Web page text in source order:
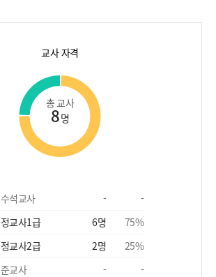
교사 자격
총 교사
8명
수석교사 -
-
정교사1급
6명 75%
정교사2급
2명 25%
준교사
-
-